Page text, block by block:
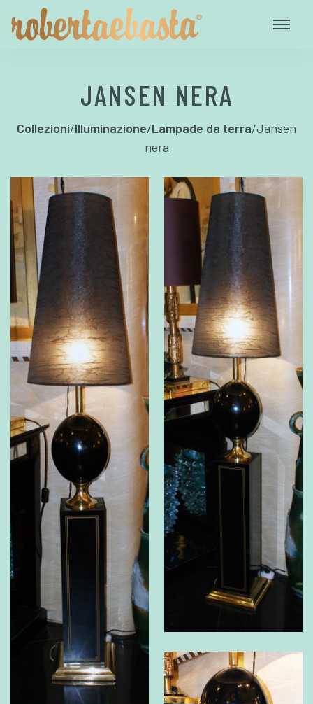
JANSEN NERA
Collezioni/Illuminazione/Lampade da terra/Jansen
nera